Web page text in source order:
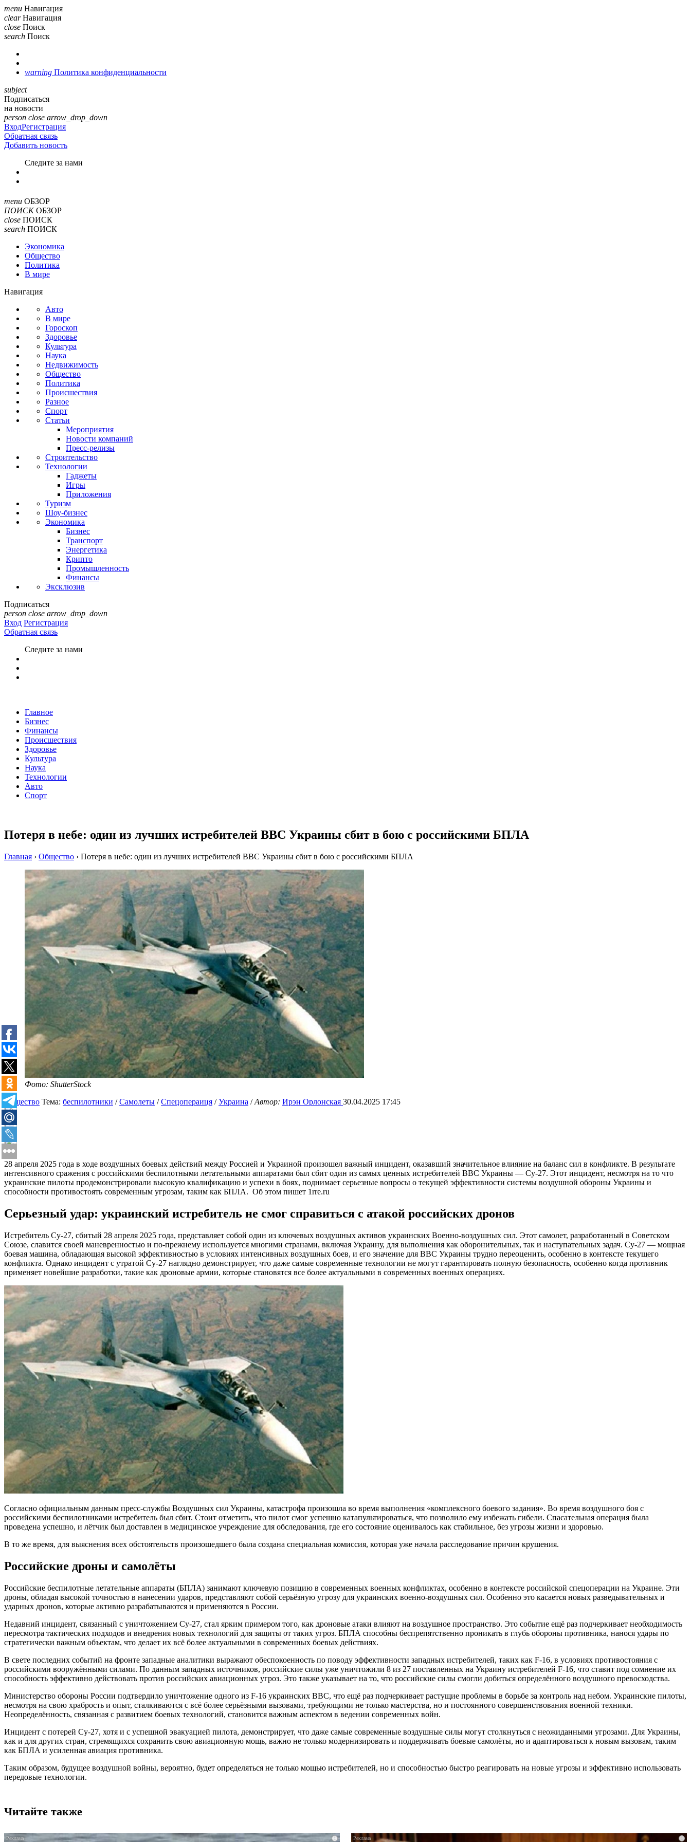
menu Навигация
clear Навигация
close Поиск
search Поиск
warning Политика конфиденциальности
subject
Подписаться
на новости
person close arrow_drop_down
ВходРегистрация
Обратная связь
Добавить новость
Cледите за нами
menu ОБЗОР
ПОИСК ОБЗОР
close ПОИСК
search ПОИСК
Экономика
Общество
Политика
В мире
Навигация
Авто
В мире
Гороскоп
Здоровье
Культура
Наука
Недвижимость
Общество
Политика
Происшествия
Разное
Спорт
Статьи
Мероприятия
Новости компаний
Пресс-релизы
Строительство
Технологии
Гаджеты
Игры
Приложения
Туризм
Шоу-бизнес
Экономика
Бизнес
Транспорт
Энергетика
Крипто
Промышленность
Финансы
Эксклюзив
Подписаться
person close arrow_drop_down
Вход Регистрация
Обратная связь
Следите за нами
Главное
Бизнес
Финансы
Происшествия
Здоровье
Культура
Наука
Технологии
Авто
Спорт
Потеря в небе: один из лучших истребителей ВВС Украины сбит в бою с российскими БПЛА
Главная › Общество › Потеря в небе: один из лучших истребителей ВВС Украины сбит в бою с российскими БПЛА
Фото: ShutterStock
Общество Тема: беспилотники /Самолеты /Спецопераиця /Украина /Автор: Ирэн Орлонская 30.04.2025 17:45
28 апреля 2025 года в ходе воздушных боевых действий между Россией и Украиной произошел важный инцидент, оказавший значительное влияние на баланс сил в конфликте. В результате
интенсивного сражения с российскими беспилотными летательными аппаратами был сбит один из самых ценных истребителей ВВС Украины — Су-27. Этот инцидент, несмотря на то что
украинские пилоты продемонстрировали высокую квалификацию и успехи в боях, поднимает серьезные вопросы о текущей эффективности системы воздушной обороны Украины и
способности противостоять современным угрозам, таким как БПЛА. Об этом пишет 1rre.ru
Серьезный удар: украинский истребитель не смог справиться с атакой российских дронов
Истребитель Су-27, сбитый 28 апреля 2025 года, представляет собой один из ключевых воздушных активов украинских Военно-воздушных сил. Этот самолет, разработанный в Советском
Союзе, славится своей маневренностью и по-прежнему используется многими странами, включая Украину, для выполнения как оборонительных, так и наступательных задач. Су-27 — мощная
боевая машина, обладающая высокой эффективностью в условиях интенсивных воздушных боев, и его значение для ВВС Украины трудно переоценить, особенно в контексте текущего
конфликта. Однако инцидент с утратой Су-27 наглядно демонстрирует, что даже самые современные технологии не могут гарантировать полную безопасность, особенно когда противник
применяет новейшие разработки, такие как дроновые армии, которые становятся все более актуальными в современных военных операциях.
Согласно официальным данным пресс-службы Воздушных сил Украины, катастрофа произошла во время выполнения «комплексного боевого задания». Во время воздушного боя с
российскими беспилотниками истребитель был сбит. Стоит отметить, что пилот смог успешно катапультироваться, что позволило ему избежать гибели. Спасательная операция была
проведена успешно, и лётчик был доставлен в медицинское учреждение для обследования, где его состояние оценивалось как стабильное, без угрозы жизни и здоровью.
В то же время, для выяснения всех обстоятельств произошедшего была создана специальная комиссия, которая уже начала расследование причин крушения.
Российские дроны и самолёты
Российские беспилотные летательные аппараты (БПЛА) занимают ключевую позицию в современных военных конфликтах, особенно в контексте российской спецоперации на Украине. Эти
дроны, обладая высокой точностью в нанесении ударов, представляют собой серьёзную угрозу для украинских военно-воздушных сил. Особенно это касается новых разведывательных и
ударных дронов, которые активно разрабатываются и применяются в России.
Недавний инцидент, связанный с уничтожением Су-27, стал ярким примером того, как дроновые атаки влияют на воздушное пространство. Это событие ещё раз подчеркивает необходимость
пересмотра тактических подходов и внедрения новых технологий для защиты от таких угроз. БПЛА способны беспрепятственно проникать в глубь обороны противника, нанося удары по
стратегически важным объектам, что делает их всё более актуальными в современных боевых действиях.
В свете последних событий на фронте западные аналитики выражают обеспокоенность по поводу эффективности западных истребителей, таких как F-16, в условиях противостояния с
российскими вооружёнными силами. По данным западных источников, российские силы уже уничтожили 8 из 27 поставленных на Украину истребителей F-16, что ставит под сомнение их
способность эффективно действовать против российских авиационных угроз. Это также указывает на то, что российские силы смогли добиться определённого воздушного превосходства.
Министерство обороны России подтвердило уничтожение одного из F-16 украинских ВВС, что ещё раз подчеркивает растущие проблемы в борьбе за контроль над небом. Украинские пилоты,
несмотря на свою храбрость и опыт, сталкиваются с всё более серьёзными вызовами, требующими не только мастерства, но и постоянного совершенствования военной техники.
Неопределённость, связанная с развитием боевых технологий, становится важным аспектом в ведении современных войн.
Инцидент с потерей Су-27, хотя и с успешной эвакуацией пилота, демонстрирует, что даже самые современные воздушные силы могут столкнуться с неожиданными угрозами. Для Украины,
как и для других стран, стремящихся сохранить свою авиационную мощь, важно не только модернизировать и поддерживать боевые самолёты, но и адаптироваться к новым вызовам, таким
как БПЛА и усиленная авиация противника.
Таким образом, будущее воздушной войны, вероятно, будет определяться не только мощью истребителей, но и способностью быстро реагировать на новые угрозы и эффективно использовать
передовые технологии.
Читайте также
i i